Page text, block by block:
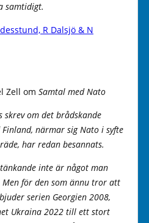
samtidigt.
R Dalsjö & N
Zell om Samtal med Nato
om det brådskande
Finland, närmar sig Nato i syfte
har redan besannats.
inte är något man
Men för den som ännu tror att
serien Georgien 2008,
Ukraina 2022 till ett stort